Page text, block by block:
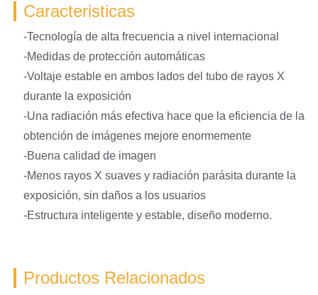
Caracteristicas
-Tecnología de alta frecuencia a nivel internacional
-Medidas de protección automáticas
-Voltaje estable en ambos lados del tubo de rayos X
durante la exposición
-Una radiación más efectiva hace que la eficiencia de la
obtención de imágenes mejore enormemente
-Buena calidad de imagen
-Menos rayos X suaves y radiación parásita durante la
exposición, sin daños a los usuarios
-Estructura inteligente y estable, diseño moderno.
Productos Relacionados